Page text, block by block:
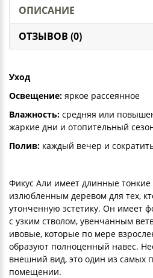
ОПИСАНИЕ
ОТЗЫВОВ (0)
Уход
Освещение: яркое рассеянное
Влажность: средняя или
жаркие дни и отопительный
Полив: каждый вечер и
Фикус Али имеет длинные тонкие
излюбленным деревом для тех,
утонченную эстетику. Он имеет
с узким стволом, увенчанным
ивовые, которые по мере
образуют полноценный навес.
внешний вид, это один из самых
помещении.